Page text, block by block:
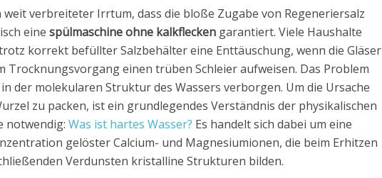
weit verbreiteter Irrtum, dass die bloße Zugabe von Regeneriersalz
eine spülmaschine ohne kalkflecken garantiert. Viele Haushalte
korrekt befüllter Salzbehälter eine Enttäuschung, wenn die Gläser
Trocknungsvorgang einen trüben Schleier aufweisen. Das Problem
der molekularen Struktur des Wassers verborgen. Um die Ursache
zu packen, ist ein grundlegendes Verständnis der physikalischen
notwendig: Was ist hartes Wasser? Es handelt sich dabei um eine
gelöster Calcium- und Magnesiumionen, die beim Erhitzen
Verdunsten kristalline Strukturen bilden.